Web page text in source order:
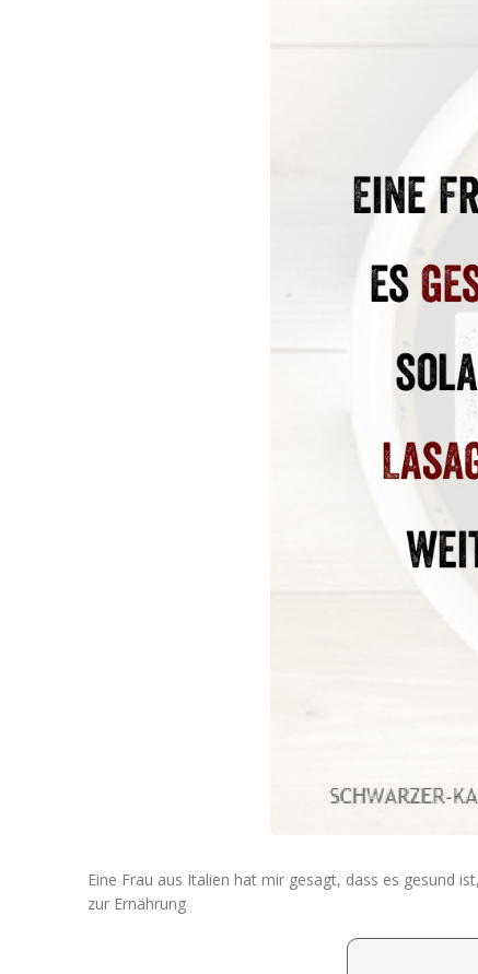
Eine Frau aus Italien hat mir gesagt, dass es gesund
zur Ernährung